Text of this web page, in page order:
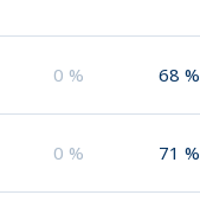
0 % 68 %
0 % 71 %